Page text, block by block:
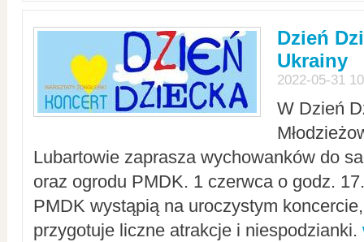
Dzień
Ukrainy
2022-05-31
W Dzień
Lubartowie zaprasza wychowanków do
oraz ogrodu PMDK. 1 czerwca o godz.
PMDK wystąpią na uroczystym
przygotuje liczne atrakcje i niespodzianki.